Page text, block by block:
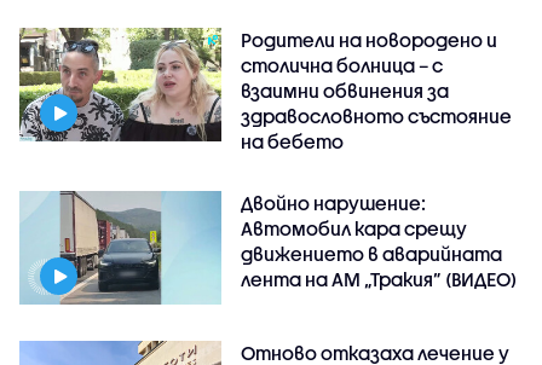
Родители на новородено и
столична болница – с
взаимни обвинения за
здравословното състояние
на бебето
Двойно нарушение:
Автомобил кара срещу
движението в аварийната
лента на АМ „Тракия” (ВИДЕО)
Отново отказаха лечение у